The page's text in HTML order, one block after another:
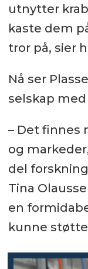
utnytter
kaste dem
tror på, sier
Nå ser
selskap
– Det finnes
og
del
Tina
en
kunne